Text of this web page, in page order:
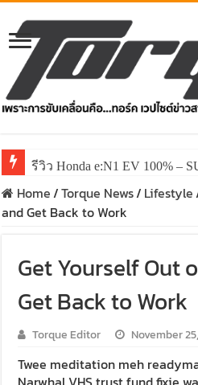
รีวิว Honda e:N1 EV 100% –
Home/Torque News/ Lifestyle
and Get Back to Work
Get Yourself Out
Get Back to Work
Torque Editor November
Twee meditation meh